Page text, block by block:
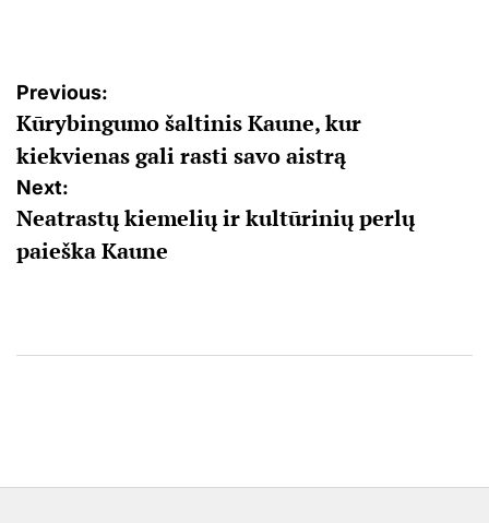
Navigacija
tarp
įrašų
Previous:
Kūrybingumo šaltinis Kaune, kur
kiekvienas gali rasti savo aistrą
Next:
Neatrastų kiemelių ir kultūrinių perlų
paieška Kaune